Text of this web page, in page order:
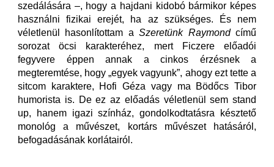
szedálására –, hogy a hajdani kidobó bármikor képes
használni fizikai erejét, ha az szükséges. És nem
véletlenül hasonlítottam aSzeretünk Raymondcímű
sorozat öcsi karakteréhez, mert Ficzere előadói
fegyvere éppen annak a cinkos érzésnek a
megteremtése, hogy „egyek vagyunk”, ahogy ezt tette a
sitcom karaktere, Hofi Géza vagy ma Bödőcs Tibor
humorista is. De ez az előadás véletlenül sem stand
up, hanem igazi színház, gondolkodtatásra késztető
monológ a művészet, kortárs művészet hatásáról,
befogadásának korlátairól.